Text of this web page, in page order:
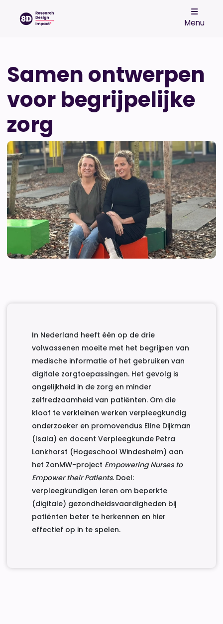
Menu
Samen ontwerpen
voor begrijpelijke
zorg
In Nederland heeft één op de drie
volwassenen moeite met het begrijpen van
medische informatie of het gebruiken van
digitale zorgtoepassingen. Het gevolg is
ongelijkheid in de zorg en minder
zelfredzaamheid van patiënten. Om die
kloof te verkleinen werken verpleegkundig
onderzoeker en promovendus Eline Dijkman
(Isala) en docent Verpleegkunde Petra
Lankhorst (Hogeschool Windesheim) aan
het ZonMW-project Empowering Nurses to
Empower their Patients. Doel:
verpleegkundigen leren om beperkte
(digitale) gezondheidsvaardigheden bij
patiënten beter te herkennen en hier
effectief op in te spelen.